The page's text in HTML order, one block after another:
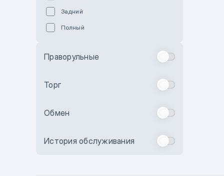
Бежевый
Комбинированный
Задний
Полный
Праворульные
Торг
Обмен
История обслуживания